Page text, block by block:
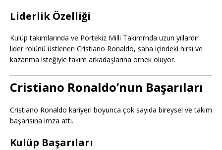
Liderlik Özelliği
Kulüp takımlarında ve Portekiz Milli Takımı’nda uzun yıllardır
lider rolünü üstlenen Cristiano Ronaldo, saha içindeki hırsı ve
kazanma isteğiyle takım arkadaşlarına örnek oluyor.
Cristiano Ronaldo’nun Başarıları
Cristiano Ronaldo kariyeri boyunca çok sayıda bireysel ve takım
başarısına imza attı.
Kulüp Başarıları